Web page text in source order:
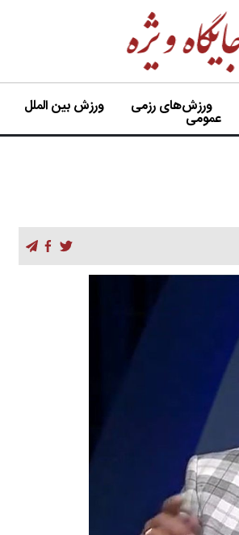
ورزش‌های رزمی ورزش بین الملل
عمومی